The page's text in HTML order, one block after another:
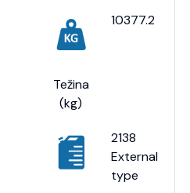
Težina
(kg)
10377.2
2138
External
type